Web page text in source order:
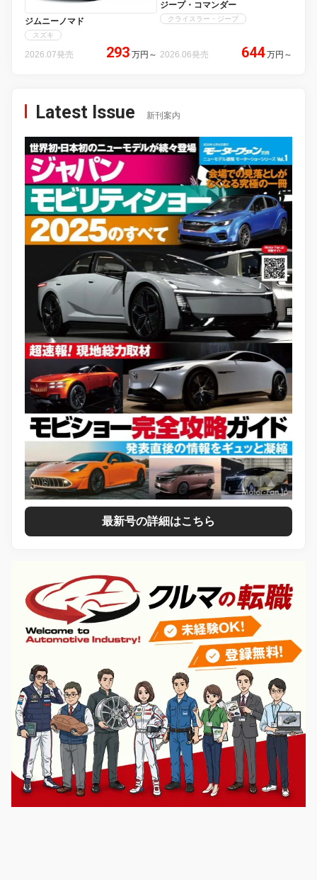
ジムニーノマド
スズキ
2026.07発売 293 万円 ～
ジープ・コマンダー
クライスラー・ジープ
2026.06発売 644万円 ～
Latest Issue 新刊案内
最新号の詳細はこちら